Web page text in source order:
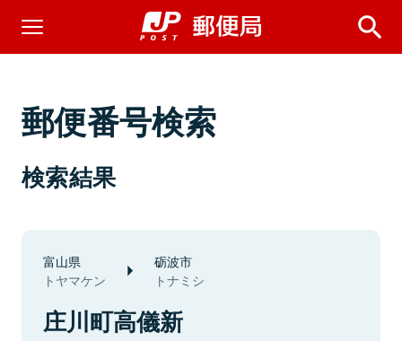
郵便番号検索
検索結果
富山県
トヤマケン
砺波市
トナミシ
庄川町高儀新